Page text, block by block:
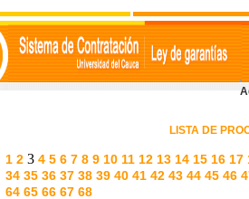
LISTA DE
1 2 3 4 5 6 7 8 9 10 11 12 13 14 15 16 17
34 35 36 37 38 39 40 41 42 43 44 45 46
64 65 66 67 68